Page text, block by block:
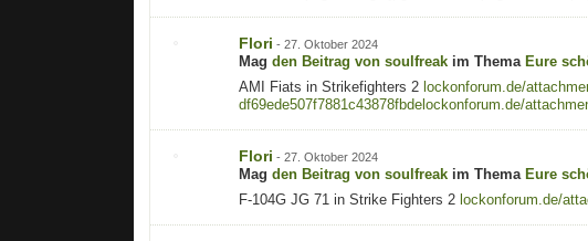
Flori - 27. Oktober 2024
Mag den Beitrag von soulfreakim Thema Eure
AMI Fiats in Strikefighters 2 lockonforum.de/
df69ede507f7881c43878fbdelockonforum.de/
Flori - 27. Oktober 2024
Mag den Beitrag von soulfreakim Thema Eure
F-104G JG 71 in Strike Fighters 2 lockonforum.de/